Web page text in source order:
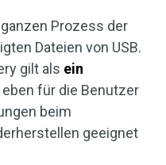
Prozess der
Dateien von USB.
gilt als ein
eben für die Benutzer
beim
geeignet